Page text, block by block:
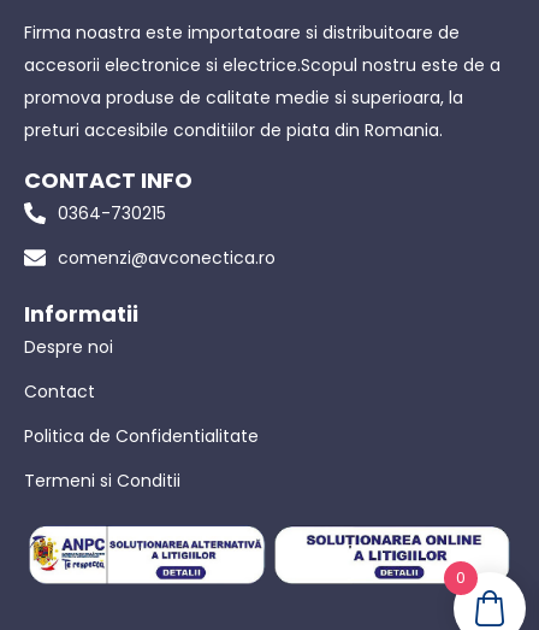
Firma noastra este importatoare si distribuitoare de
accesorii electronice si electrice.Scopul nostru este de a
promova produse de calitate medie si superioara, la
preturi accesibile conditiilor de piata din Romania.
CONTACT INFO
0364-730215
comenzi@avconectica.ro
Informatii
Despre noi
Contact
Politica de Confidentialitate
Termeni si Conditii
0